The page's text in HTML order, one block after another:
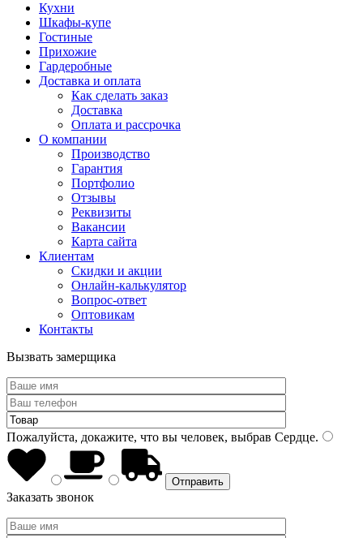
Кухни
Шкафы-купе
Гостиные
Прихожие
Гардеробные
Доставка и оплата
Как сделать заказ
Доставка
Оплата и рассрочка
О компании
Производство
Гарантия
Портфолио
Отзывы
Реквизиты
Вакансии
Карта сайта
Клиентам
Скидки и акции
Онлайн-калькулятор
Вопрос-ответ
Оптовикам
Контакты
Вызвать замерщика
Пожалуйста, докажите, что вы человек, выбрав Сердце.
Заказать звонок